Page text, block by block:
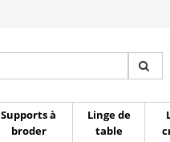
Supports à
broder
Linge de
table